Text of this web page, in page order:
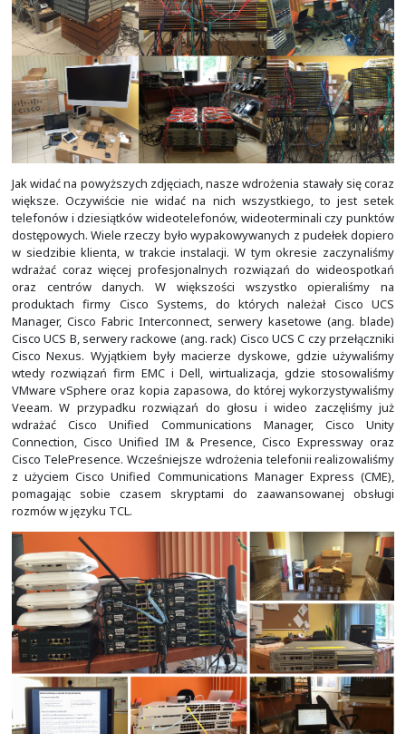
komputera PC. Znikły również problemy z
wymaganiami dla różnych usług i aplikacji, które
wcześniej najczęściej w ramach jednego systemu
jednej maszyny fizycznej. Gdzie często wymagania
aplikacji wzajemnie się wykluczały.
Nie można też zapomnieć o serwerach pocztowych.
okresie, jak i obecnie bardzo dużo z nimi mamy
dotyczy to tylko serwerów pocztowych na
GNU/Linux. Pamiętamy jeszcze czasy migracji skrzynek
Mailbox (mbox) do Maildir. Tak, kiedyś wszystkie
skrzynki były w jednym pliku. Obecnie sporo się
wymaganiami klientów. Dlatego aktualnie staramy się
zapewnienia dodatkowo zarówno interfejsu
podobnych do tych, jakie można znaleźć w Microsoft
integracje z kalendarzem).
Jako firma staraliśmy się utrzymywać pewien standard.
2012 wdrażaliśmy wszystko na dystrybucji GNU/Linux
latach 2012-2017 była to dystrybucja GNU/Linux
roku 2017 zaczęliśmy naszą przygodę z systemem
Enterprise Linux), którą kontynuujemy do dziś.
obsługiwać w tymtych okresach systemy Microsoft
ale było to o wiele rzadsze, niż ma to miejsce obecnie.
Wraz z czasem i rozwojem firmy coraz bardziej
brakować przestrzeni, a wspóldzielenie jej z
przestawało mieć sens. Dlatego w połowie
przeprowadziliśmy się na ul. Bulwarową 33a w
zalewu nowohuckiego). Nasze nowe lokum
pierwszym piętrze, zaraz nad działającą pod
samochodową. Dodatkowym powodem zmiany adresu
problemy z parkowaniem przy ul. Konarskiego i jej
z wprowadzenia strefy płatnego parkowania w Centrum